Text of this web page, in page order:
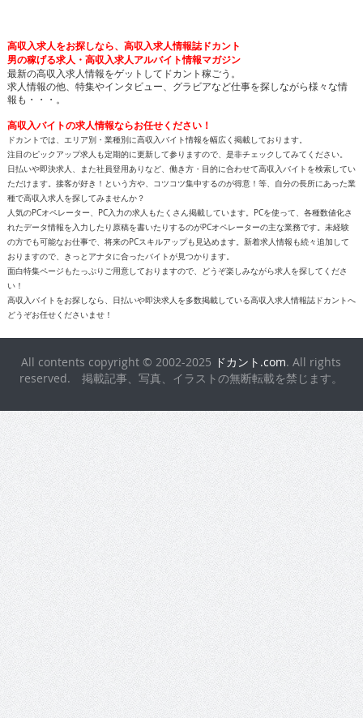
高収入バイトの求人情報ならお任せください！
ドカントでは、エリア別・業種別に高収入バイト情報を幅広く掲載しております。
注目のピックアップ求人も定期的に更新して参りますので、是非チェックしてみてください。
日払いや即決求人、また社員登用ありなど、働き方・目的に合わせて高収入バイトを検索してい
ただけます。接客が好き！という方や、コツコツ集中するのが得意！等、自分の長所にあった業
人気のPCオペレーター、PC入力の求人もたくさん掲載しています。PCを使って、各種数値化さ
れたデータ情報を入力したり原稿を書いたりするのがPCオペレーターの主な業務です。未経験
の方でも可能なお仕事で、将来のPCスキルアップも見込めます。新着求人情報も続々追加して
おりますので、きっとアナタに合ったバイトが見つかります。
面白特集ページもたっぷりご用意しておりますので、どうぞ楽しみながら求人を探してくださ
い！
高収入バイトをお探しなら、日払いや即決求人を多数掲載している高収入求人情報誌ドカントへ
どうぞお任せくださいませ！
reserved. 掲載記事、写真、イラストの無断転載を禁じます。